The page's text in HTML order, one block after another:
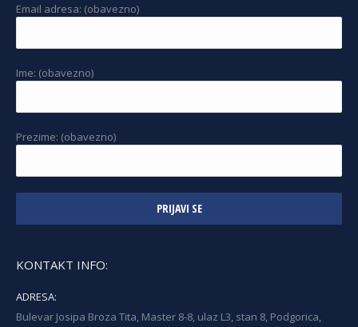
Email adresa: (obavezno)
Ime: (obavezno)
Prezime: (obavezno)
KONTAKT INFO:
ADRESA:
Bulevar Josipa Broza Tita, Master 8-8, ulaz L3, stan 8, Podgorica,